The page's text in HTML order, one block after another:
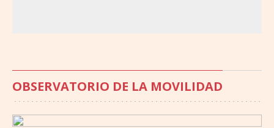
OBSERVATORIO DE LA MOVILIDAD